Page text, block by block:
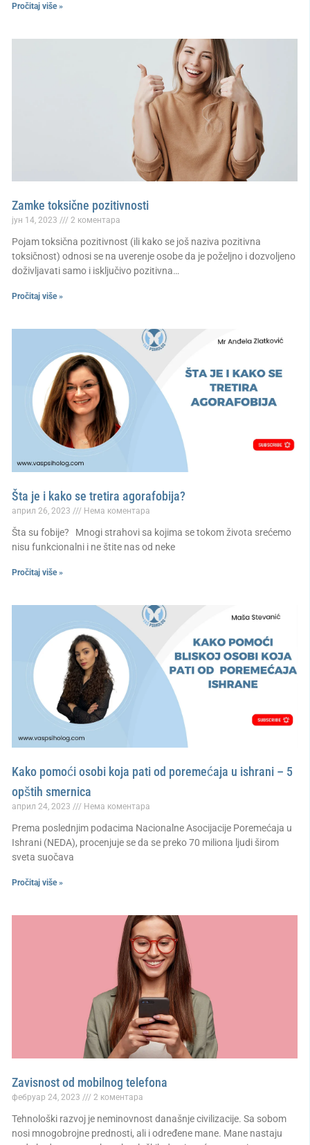
Pročitaj više »
Zamke toksične pozitivnosti
јун 14, 2023 2 коментара
Pojam toksična pozitivnost (ili kako se još naziva pozitivna
toksičnost) odnosi se na uverenje osobe da je poželjno i dozvoljeno
doživljavati samo i isključivo pozitivna…
Pročitaj više »
Šta je i kako se tretira agorafobija?
април 26, 2023 Нема коментара
Šta su fobije? Mnogi strahovi sa kojima se tokom života srećemo
nisu funkcionalni i ne štite nas od neke
Pročitaj više »
Kako pomoći osobi koja pati od poremećaja u ishrani – 5
opštih smernica
април 24, 2023 Нема коментара
Prema poslednjim podacima Nacionalne Asocijacije Poremećaja u
Ishrani (NEDA), procenjuje se da se preko 70 miliona ljudi širom
sveta suočava
Pročitaj više »
Zavisnost od mobilnog telefona
фебруар 24, 2023 2 коментара
Tehnološki razvoj je neminovnost današnje civilizacije. Sa sobom
nosi mnogobrojne prednosti, ali i određene mane. Mane nastaju